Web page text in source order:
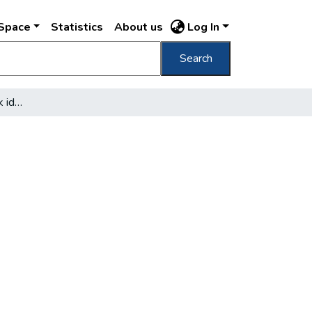
Statistics About us Log In
Search
Amikor először figyeltek ide az emberek!